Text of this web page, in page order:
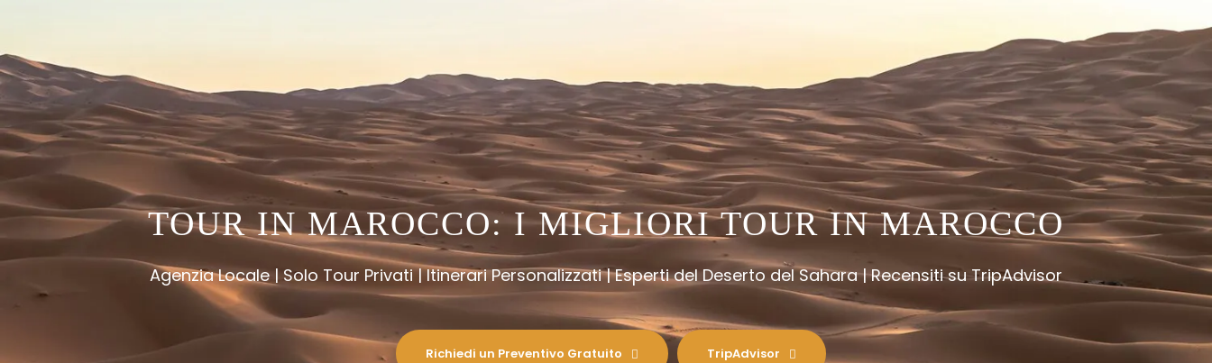
TOUR IN MAROCCO: I MIGLIORI TOUR IN MAROCCO
Agenzia Locale | Solo Tour Privati | Itinerari Personalizzati | Esperti del Deserto del Sahara | Recensiti su TripAdvisor
Richiedi un Preventivo Gratuito TripAdvisor